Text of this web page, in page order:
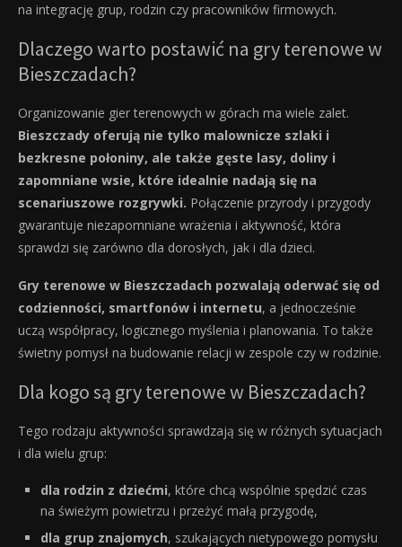
na integrację grup, rodzin czy pracowników firmowych.
Dlaczego warto postawić na gry terenowe w
Bieszczadach?
Organizowanie gier terenowych w górach ma wiele zalet.
Bieszczady oferują nie tylko malownicze szlaki i
bezkresne połoniny, ale także gęste lasy, doliny i
zapomniane wsie, które idealnie nadają się na
scenariuszowe rozgrywki. Połączenie przyrody i przygody
gwarantuje niezapomniane wrażenia i aktywność, która
sprawdzi się zarówno dla dorosłych, jak i dla dzieci.
Gry terenowe w Bieszczadach pozwalają oderwać się od
codzienności, smartfonów i internetu, a jednocześnie
uczą współpracy, logicznego myślenia i planowania. To także
świetny pomysł na budowanie relacji w zespole czy w rodzinie.
Dla kogo są gry terenowe w Bieszczadach?
Tego rodzaju aktywności sprawdzają się w różnych sytuacjach
i dla wielu grup:
dla rodzin z dziećmi, które chcą wspólnie spędzić czas
na świeżym powietrzu i przeżyć małą przygodę,
dla grup znajomych, szukających nietypowego pomysłu